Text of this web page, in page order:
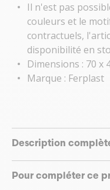
Il n'est pas
couleurs et le
contractuels,
disponibilité en
Dimensions : 70 x
Marque : Ferplast
Description
Pour compléter ce